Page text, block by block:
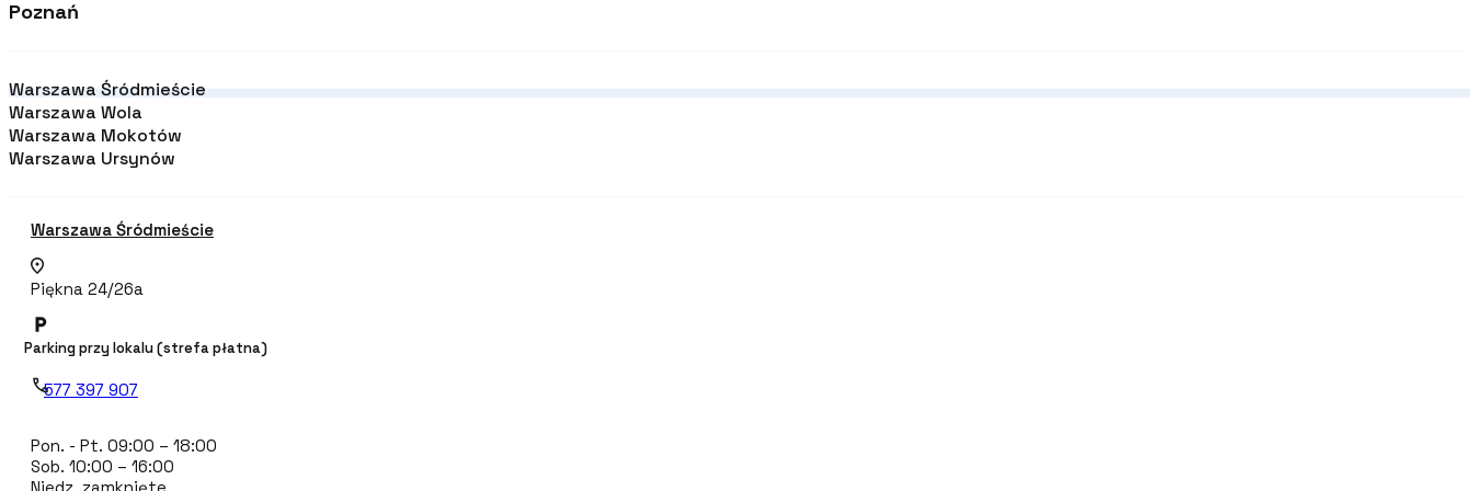
Poznań
Warszawa Śródmieście
Warszawa Wola
Warszawa Mokotów
Warszawa Ursynów
Warszawa Śródmieście
Piękna 24/26a
Parking przy lokalu (strefa płatna)
577 397 907
Pon. - Pt. 09:00 – 18:00
Sob. 10:00 – 16:00